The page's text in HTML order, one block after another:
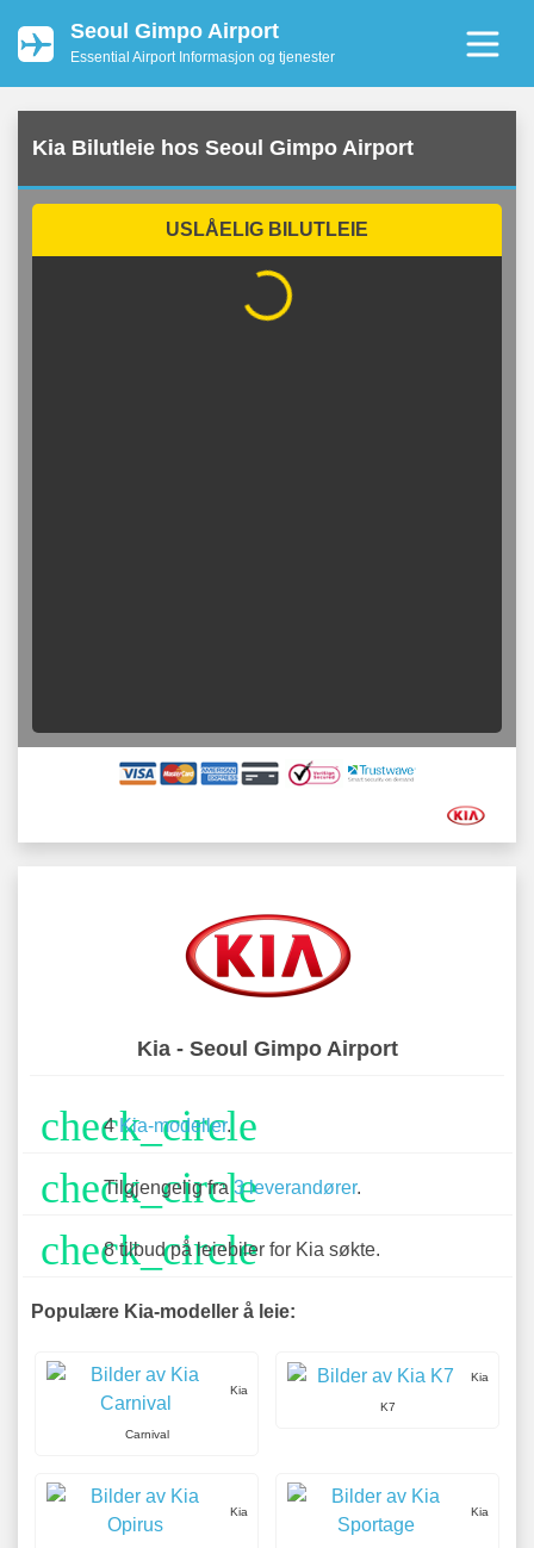
Seoul Gimpo Airport
Essential Airport Informasjon og tjenester
Kia Bilutleie hos Seoul Gimpo Airport
USLÅELIG BILUTLEIE
...
Kia - Seoul Gimpo Airport
check_circle
4Kia-modeller.
check_circle
Tilgjengelig fra 3 leverandører.
check_circle
8 tilbud på leiebiler for Kia søkte.
Populære Kia-modeller å leie:
Kia
Carnival
Kia
K7
Kia Kia